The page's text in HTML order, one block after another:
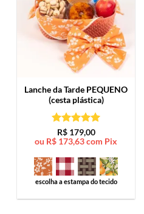
Lanche da Tarde PEQUENO
(cesta plástica)
Avaliação5
de 5
R$179,00
ou R$ 173,63com Pix
escolha a estampa do tecido